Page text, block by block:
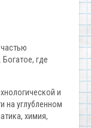
где
и
на углубленном
химия,